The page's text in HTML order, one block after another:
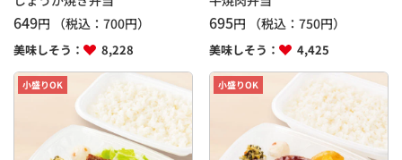
649円 （税込： 700円）
美味しそう： 8,228
695円 （税込：750円）
美味しそう： 4,425
小盛りOK 小盛りOK